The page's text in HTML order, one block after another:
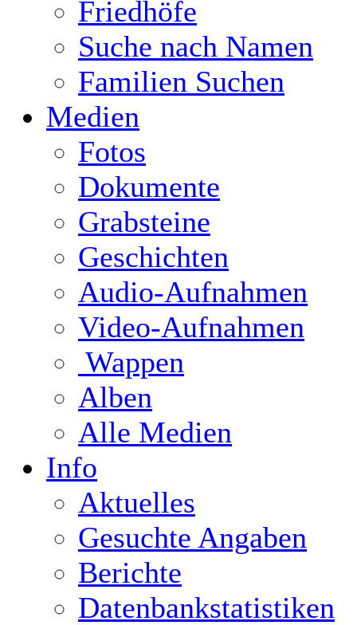
Friedhöfe
Suche nach Namen
Familien Suchen
Medien
Fotos
Dokumente
Grabsteine
Geschichten
Audio-Aufnahmen
Video-Aufnahmen
Wappen
Alben
Alle Medien
Info
Aktuelles
Gesuchte Angaben
Berichte
Datenbankstatistiken